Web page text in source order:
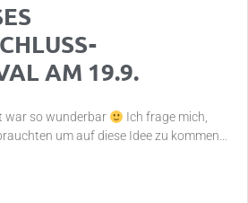
AM 19.9.
war so wunderbar
Ich frage mich,
um auf diese Idee zu kommen…